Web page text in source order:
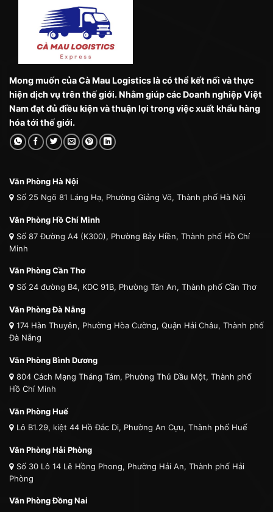
Mong muốn của Cà Mau Logistics là có thể kết nối và thực
hiện dịch vụ trên thế giới. Nhằm giúp các Doanh nghiệp Việt
Nam đạt đủ điều kiện và thuận lợi trong việc xuất khẩu hàng
hóa tới thế giới.
Văn Phòng Hà Nội
Số 25 Ngõ 81 Láng Hạ, Phường Giảng Võ, Thành phố Hà Nội
Văn Phòng Hồ Chí Minh
Số 87 Đường A4 (K300), Phường Bảy Hiền, Thành phố Hồ Chí
Minh
Văn Phòng Cần Thơ
Số 24 đường B4, KDC 91B, Phường Tân An, Thành phố Cần Thơ
Văn Phòng Đà Nẵng
174 Hàn Thuyên, Phường Hòa Cường, Quận Hải Châu, Thành phố
Đà Nẵng
Văn Phòng Bình Dương
804 Cách Mạng Tháng Tám, Phường Thủ Dầu Một, Thành phố
Hồ Chí Minh
Văn Phòng Huế
Lô B1.29, kiệt 44 Hồ Đắc Di, Phường An Cựu, Thành phố Huế
Văn Phòng Hải Phòng
Số 30 Lô 14 Lê Hồng Phong, Phường Hải An, Thành phố Hải
Phòng
Văn Phòng Đồng Nai